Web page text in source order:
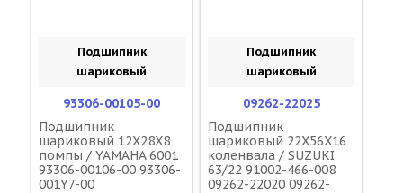
Подшипник
шариковый
93306-00105-00
Подшипник
шариковый 12X28X8
помпы / YAMAHA 6001
93306-00106-00 93306-
001Y7-00
Подшипник
шариковый
09262-22025
Подшипник
шариковый 22X56X16
коленвала / SUZUKI
63/22 91002-466-008
09262-22020 09262-